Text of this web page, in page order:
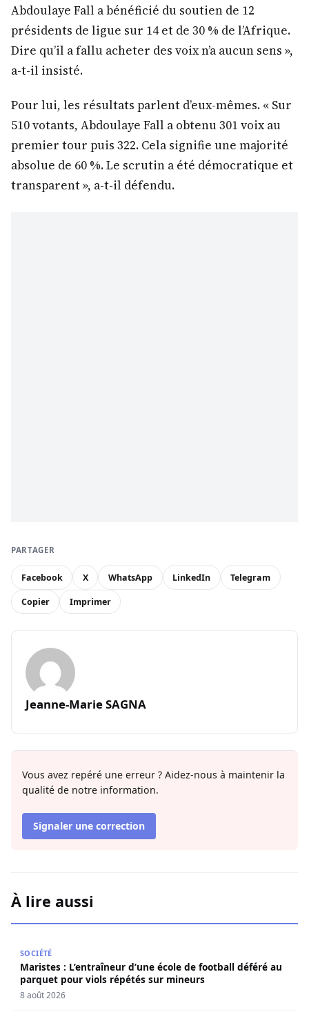
Abdoulaye Fall a bénéficié du soutien de 12
présidents de ligue sur 14 et de 30 % de l’Afrique.
Dire qu’il a fallu acheter des voix n’a aucun sens »,
a-t-il insisté.
Pour lui, les résultats parlent d’eux-mêmes. « Sur
510 votants, Abdoulaye Fall a obtenu 301 voix au
premier tour puis 322. Cela signifie une majorité
absolue de 60 %. Le scrutin a été démocratique et
transparent », a-t-il défendu.
PARTAGER
Facebook X WhatsApp LinkedIn Telegram
Copier Imprimer
Jeanne-Marie SAGNA
Vous avez repéré une erreur ? Aidez-nous à maintenir la
qualité de notre information.
Signaler une correction
À lire aussi
SOCIÉTÉ
Maristes : L’entraîneur d’une école de football déféré au
parquet pour viols répétés sur mineurs
8 août 2026